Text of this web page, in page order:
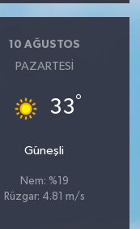
10 AĞUSTOS
PAZARTESI
33°
Güneşli
Nem: %19
Rüzgar: 4.81 m/s